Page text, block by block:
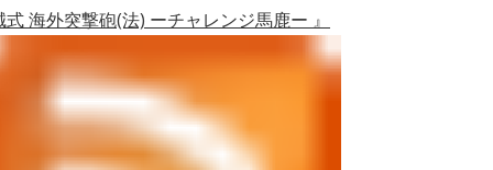
式 海外突撃砲(法) ーチャレンジ馬鹿ー 』